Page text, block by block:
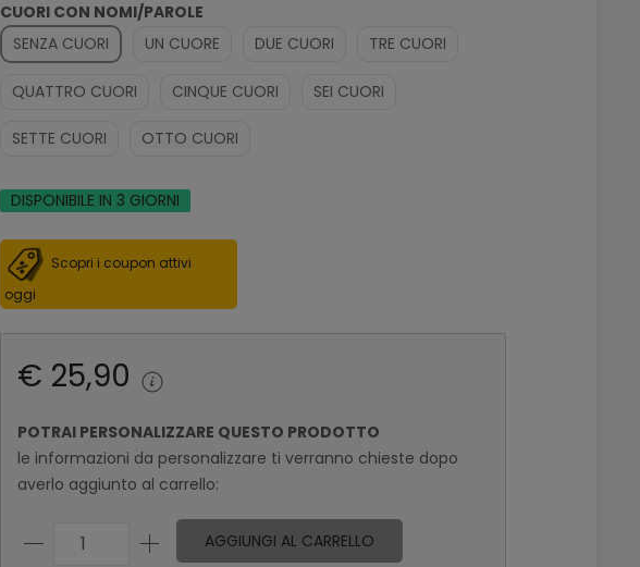
CUORI CON NOMI/PAROLE
SENZA CUORI
UN CUORE DUE CUORI TRE CUORI
QUATTRO CUORI CINQUE CUORI SEI CUORI
SETTE CUORI OTTO CUORI
DISPONIBILE IN 3 GIORNI
Scopri i coupon attivi
oggi
€ 25,90
POTRAI PERSONALIZZARE QUESTO PRODOTTO
le informazioni da personalizzare ti verranno chieste dopo
averlo aggiunto al carrello:
AGGIUNGI AL CARRELLO